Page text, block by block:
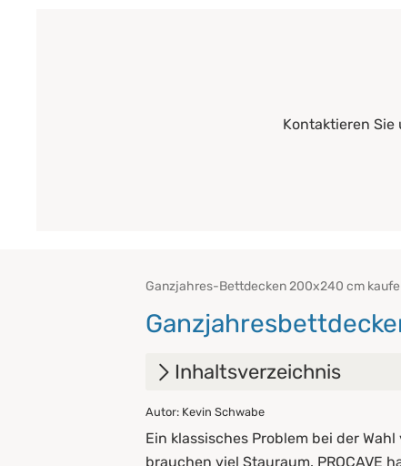
Kontaktieren
Ganzjahres-Bettdecken 200x240 cm
Inhaltsverzeichnis
1. Was zeichnet eine
2. Welche Materialien
Autor: Kevin Schwabe
Ein klassisches Problem bei der
brauchen viel Stauraum. PROCAVE